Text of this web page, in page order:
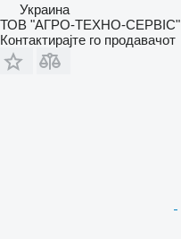
Украина
ТОВ "АГРО-ТЕХНО-СЕРВІС"
Контактирајте го продавачот